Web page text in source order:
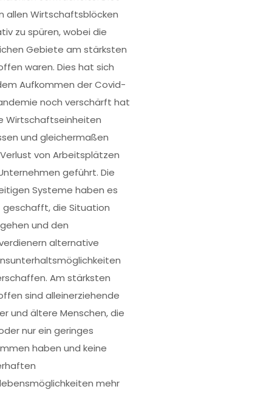
allen Wirtschaftsblöcken
zu spüren, wobei die
Gebiete am stärksten
waren. Dies hat sich
Aufkommen der Covid-
noch verschärft hat
Wirtschaftseinheiten
und gleichermaßen
von Arbeitsplätzen
geführt. Die
Systeme haben es
geschafft, die Situation
und den
alternative
Am stärksten
sind alleinerziehende
und ältere Menschen, die
nur ein geringes
haben und keine
mehr